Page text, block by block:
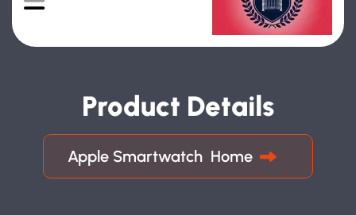
Product Details
Home
Apple Smartwatch